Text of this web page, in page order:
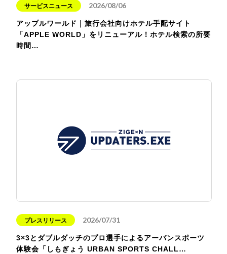
サービスニュース 2026/08/06
アップルワールド｜旅行会社向けホテル手配サイト
「APPLE WORLD」をリニューアル！ホテル検索の所要
時間…
プレスリリース 2026/07/31
3×3とダブルダッチのプロ選手によるアーバンスポーツ
体験会「しもぎょう URBAN SPORTS CHALL…